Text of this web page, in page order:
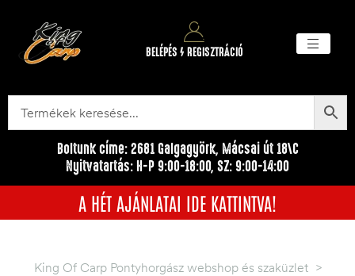
BELÉPÉS / REGISZTRÁCIÓ
Boltunk címe: 2681 Galgagyörk, Mácsai út 18\C
Nyitvatartás: H-P 9:00-18:00, SZ: 9:00-14:00
A HÉT AJÁNLATAI IDE KATTINTVA!
King Of Carp Pontyhorgász webshop és szaküzlet >